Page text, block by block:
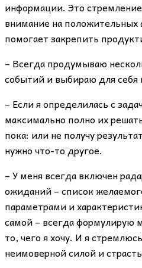
информации. Это
внимание на положительных
помогает закрепить
– Всегда продумываю
событий и выбираю для
– Если я определилась с
максимально полно их
пока: или не получу
нужно что-то другое.
– У меня всегда включен
ожиданий – список
параметрами и
самой – всегда формулирую
то, чего я хочу. И я
неимоверной силой и